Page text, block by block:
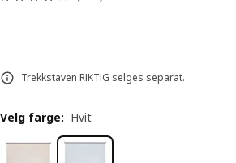
Trekkstaven RIKTIG selges separat.
Velg farge: Hvit